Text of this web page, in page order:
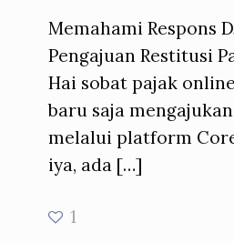
Memahami Respons
Pengajuan Restitusi
Hai sobat pajak
baru saja
melalui platform
iya, ada […]
1